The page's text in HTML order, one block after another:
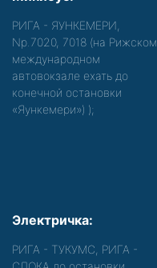
РИГА - ЯУНКЕМЕРИ,
Nр.7020, 7018 (на Рижском
международном
автовокзале ехать до
конечной остановки
«Яункемери») );
Электричка:
РИГА - ТУКУМС, РИГА -